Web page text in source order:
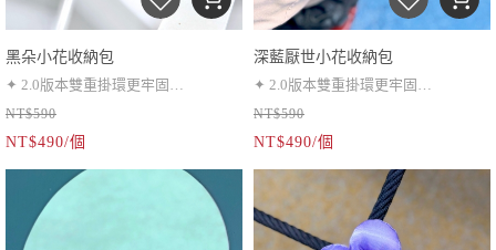
黑朵小花收納包
✦ 2.0版本雙重掛環更牢固
✦ 耳機包、小零錢包
✦ 伸縮繩超靈活
NT$590
NT$490/個
深藍厭世小花收納包
✦ 2.0版本雙重掛環更牢固
✦ 耳機包、小零錢包
✦ 伸縮繩超靈活
NT$590
NT$490/個